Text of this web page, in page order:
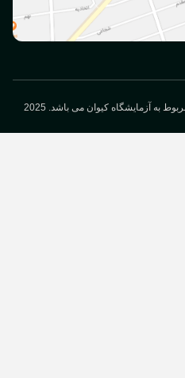
کیوان می باشد. 2025